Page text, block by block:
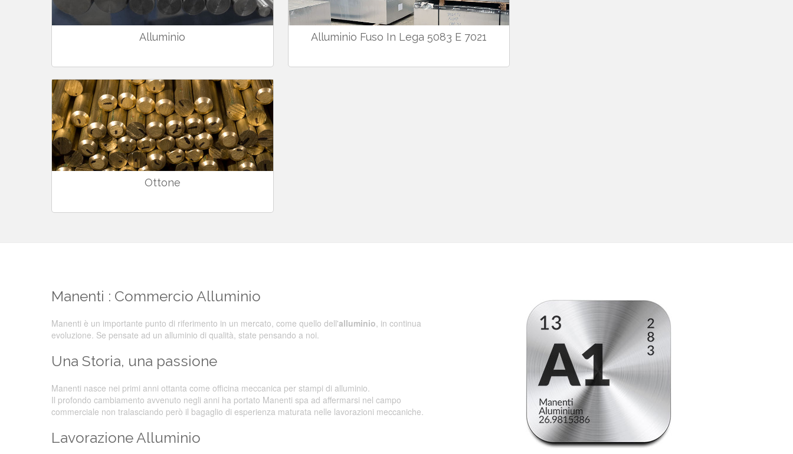
Alluminio Alluminio Fuso In Lega 5083 E 7021
Ottone
Manenti : Commercio Alluminio
Manenti è un importante punto di riferimento in un mercato, come quello dell'alluminio, in continua
evoluzione. Se pensate ad un alluminio di qualità, state pensando a noi.
Una Storia, una passione
Manenti nasce nei primi anni ottanta come officina meccanica per stampi di alluminio.
Il profondo cambiamento avvenuto negli anni ha portato Manenti spa ad affermarsi nel campo
commerciale non tralasciando però il bagaglio di esperienza maturata nelle lavorazioni meccaniche.
Lavorazione Alluminio